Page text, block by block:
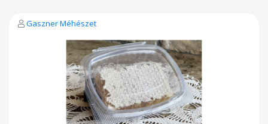
Gaszner Méhészet